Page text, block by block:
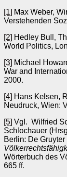
[1] Max Weber,
Verstehenden
[2] Hedley Bull,
World Politics,
[3] Michael
War and
2000.
[4] Hans Kelsen,
Neudruck, Wien:
[5] Vgl. Wilfried
Schlochauer
Berlin: De
Wörterbuch des
665 ff.